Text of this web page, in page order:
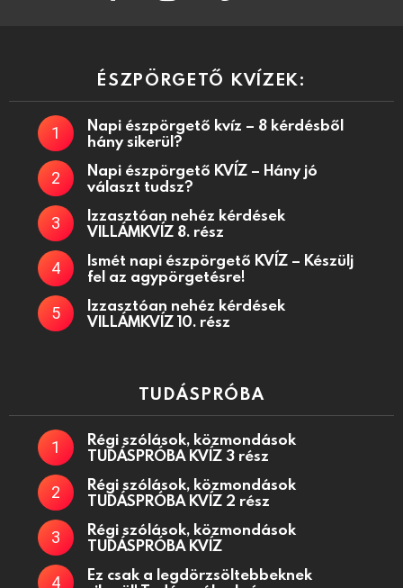
ÉSZPÖRGETŐ KVÍZEK:
Napi észpörgető kvíz – 8 kérdésből
hány sikerül?
Napi észpörgető KVÍZ – Hány jó
választ tudsz?
Izzasztóan nehéz kérdések
VILLÁMKVÍZ 8. rész
Ismét napi észpörgető KVÍZ – Készülj
fel az agypörgetésre!
Izzasztóan nehéz kérdések
VILLÁMKVÍZ 10. rész
TUDÁSPRÓBA
Régi szólások, közmondások
TUDÁSPRÓBA KVÍZ 3 rész
Régi szólások, közmondások
TUDÁSPRÓBA KVÍZ 2 rész
Régi szólások, közmondások
TUDÁSPRÓBA KVÍZ
Ez csak a legdörzsöltebbeknek